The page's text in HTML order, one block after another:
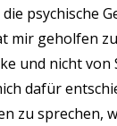
psychische
mir geholfen
und nicht von
dafür
zu sprechen,